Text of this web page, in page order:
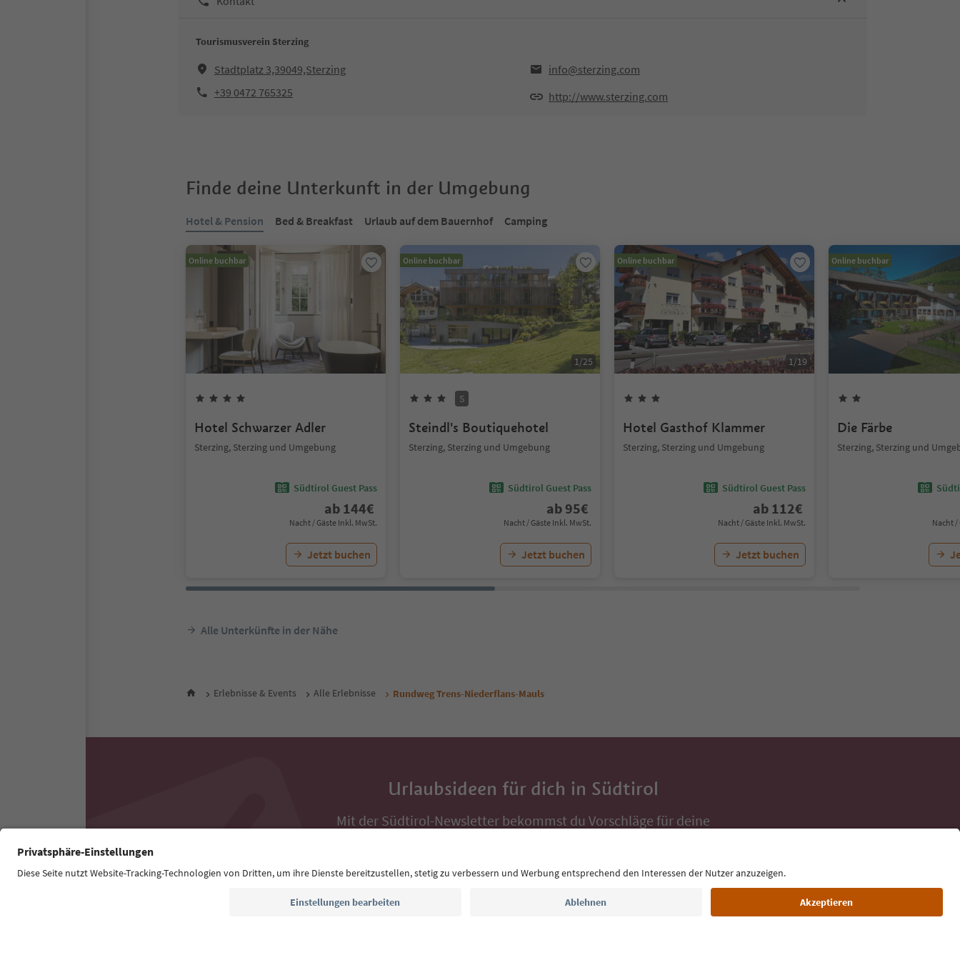
Tourismusverein Sterzing
Stadtplatz 3,39049,Sterzing
info@sterzing.com
+39 0472 765325
http://www.sterzing.com
Finde deine Unterkunft in der Umgebung
Hotel & Pension Bed & Breakfast Urlaub auf dem Bauernhof Camping
Online buchbar
Hotel Schwarzer Adler
Sterzing, Sterzing und Umgebung
Südtirol Guest Pass
ab 144€
Nacht / Gäste Inkl. MwSt.
Jetzt buchen
Online buchbar
1/25
S
Steindl's Boutiquehotel
Sterzing, Sterzing und Umgebung
Südtirol Guest Pass
ab 95€
Nacht / Gäste Inkl. MwSt.
Jetzt buchen
Online buchbar
1/19
Hotel Gasthof Klammer
Sterzing, Sterzing und Umgebung
Südtirol Guest Pass
ab 112€
Nacht / Gäste Inkl. MwSt.
Jetzt buchen
Online buchbar
Die Färbe
Sterzing, Sterzing und
Nacht /
Alle Unterkünfte in der Nähe
Erlebnisse & Events Alle Erlebnisse Rundweg Trens-Niederflans-Mauls
Urlaubsideen für dich in Südtirol
Mit der Südtirol-Newsletter bekommst du Vorschläge für deine
E-Mail Adresse